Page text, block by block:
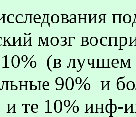
мозг
(в лучшем
90% и
и те 10% инф-